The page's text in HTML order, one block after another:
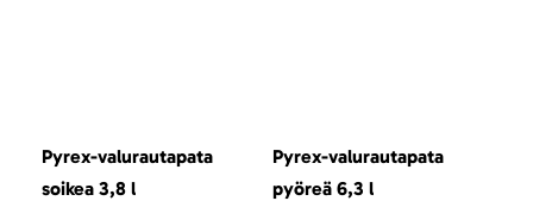
Pyrex-valurautapata
soikea 3,8 l
Pyrex-valurautapata
pyöreä 6,3 l